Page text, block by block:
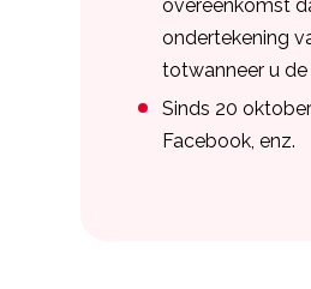
overeenkomst
ondertekening
totwanneer u
Sinds 20
Facebook, enz.